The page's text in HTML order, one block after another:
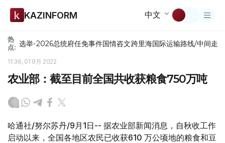
KAZINFORM 中文
热
点: 选举-2026总统府任免事件国情咨文跨里海国际运输路线/中间走廊
11:36, 01 9月 2022
农业部：截至目前全国共收获粮食750万吨
哈通社/努尔苏丹/9月1日-- 据农业部新闻消息，自秋收工作
启动以来，全国各地区农民已收获610 万公顷地的粮食和豆